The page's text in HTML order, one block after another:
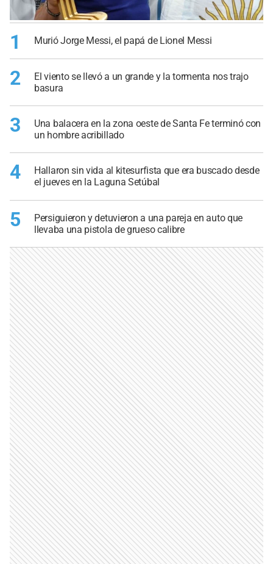
1 Murió Jorge Messi, el papá de Lionel Messi
2
El viento se llevó a un grande y la tormenta nos trajo
basura
3
Una balacera en la zona oeste de Santa Fe terminó con
un hombre acribillado
4
Hallaron sin vida al kitesurfista que era buscado desde
el jueves en la Laguna Setúbal
5
Persiguieron y detuvieron a una pareja en auto que
llevaba una pistola de grueso calibre